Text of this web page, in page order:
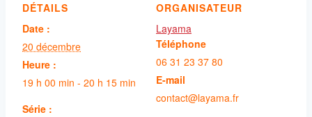
DÉTAILS
Date :
20 décembre
Heure :
19 h 00 min - 20 h 15 min
Série :
ORGANISATEUR
Layama
Téléphone
06 31 23 37 80
E-mail
contact@layama.fr